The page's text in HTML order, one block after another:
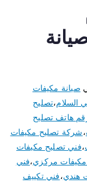
وصيانة
صيانة مكيفات
السلام،تصليح
هاتف تصليح
،شركة تصليح مكيفات
،فني تصليح مكيفات
مركزي،فني
هندي،فني تكييف